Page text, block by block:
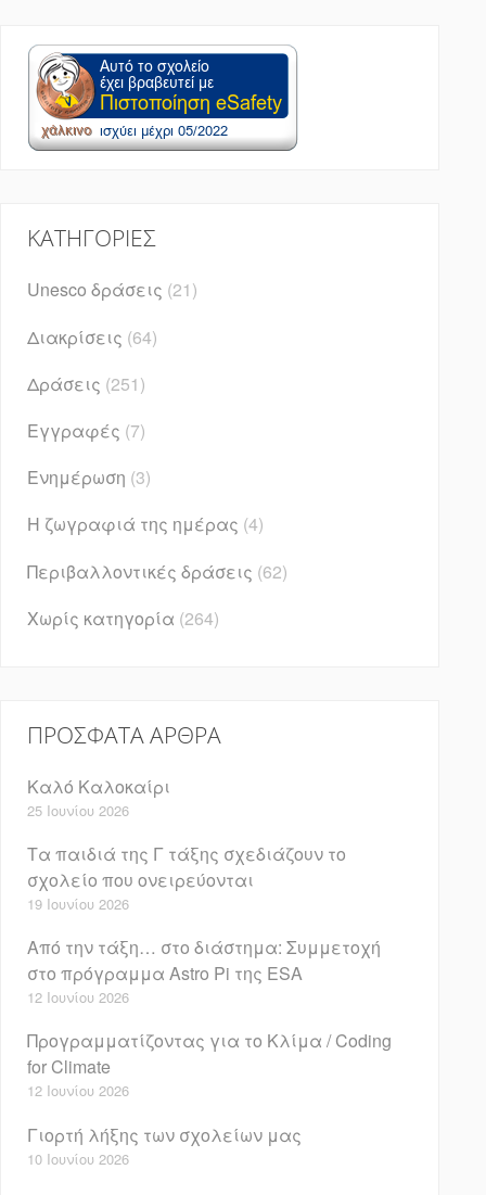
KΑΤΗΓΟΡΊΕΣ
Unesco δράσεις (21)
Διακρίσεις (64)
Δράσεις (251)
Εγγραφές (7)
Ενημέρωση (3)
Η ζωγραφιά της ημέρας (4)
Περιβαλλοντικές δράσεις (62)
Χωρίς κατηγορία (264)
ΠΡΌΣΦΑΤΑ ΆΡΘΡΑ
Καλό Καλοκαίρι
25 Ιουνίου 2026
Τα παιδιά της Γ τάξης σχεδιάζουν το
σχολείο που ονειρεύονται
19 Ιουνίου 2026
Από την τάξη… στο διάστημα: Συμμετοχή
στο πρόγραμμα Astro Pi της ESA
12 Ιουνίου 2026
Προγραμματίζοντας για το Κλίμα / Coding
for Climate
12 Ιουνίου 2026
Γιορτή λήξης των σχολείων μας
10 Ιουνίου 2026